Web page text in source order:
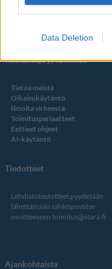
Data Deletion
Twitter
Kustantaja ja toimitus
Tietoa meistä
Oikaisukäytäntö
Ilmoita virheestä
Toimitusperiaatteet
Eettiset ohjeet
AI-käytäntö
Tiedotteet
Lehdistötiedotteet pyydetään
lähettämään sähköpostitse
osoitteeseen toimitus@stara.fi
Ajankohtaista